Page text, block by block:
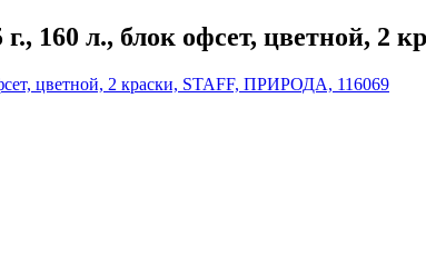
160 л., блок офсет, цветной,